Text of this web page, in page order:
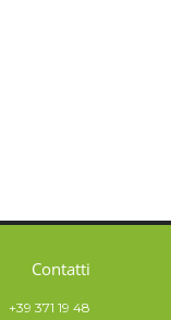
Contatti
+39 371 19 48